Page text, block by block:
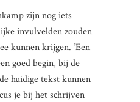
zijn nog iets
invulvelden zouden
kunnen krijgen. ‘Een
goed begin, bij de
huidige tekst kunnen
je bij het schrijven